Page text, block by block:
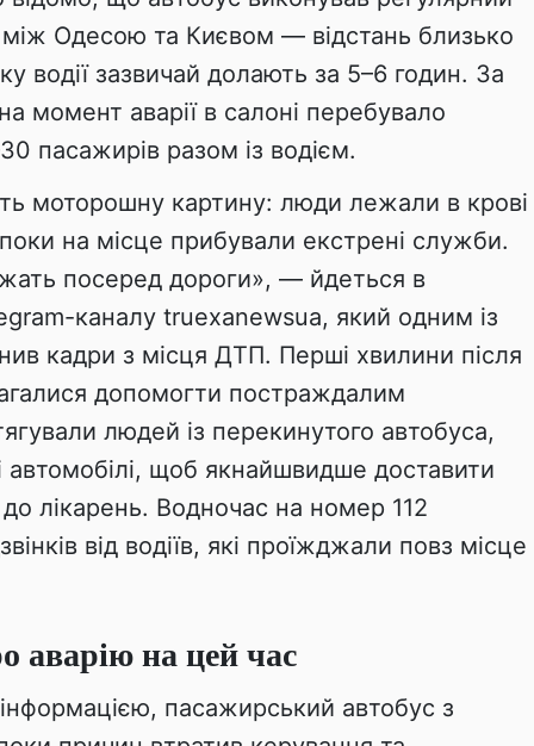
Одесою та Києвом — відстань близько
водії зазвичай долають за 5–6 годин. За
момент аварії в салоні перебувало
пасажирів разом із водієм.
моторошну картину: люди лежали в крові
на місце прибували екстрені служби.
посеред дороги», — йдеться в
каналу truexanewsua, який одним із
кадри з місця ДТП. Перші хвилини після
допомогти постраждалим
людей із перекинутого автобуса,
автомобілі, щоб якнайшвидше доставити
лікарень. Водночас на номер 112
від водіїв, які проїжджали повз місце
аварію на цей час
пасажирський автобус з